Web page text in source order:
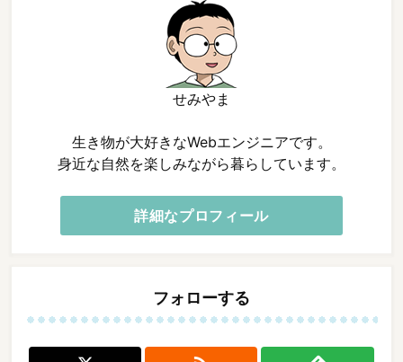
せみやま
生き物が大好きなWebエンジニアです。
身近な自然を楽しみながら暮らしています。
詳細なプロフィール
フォローする